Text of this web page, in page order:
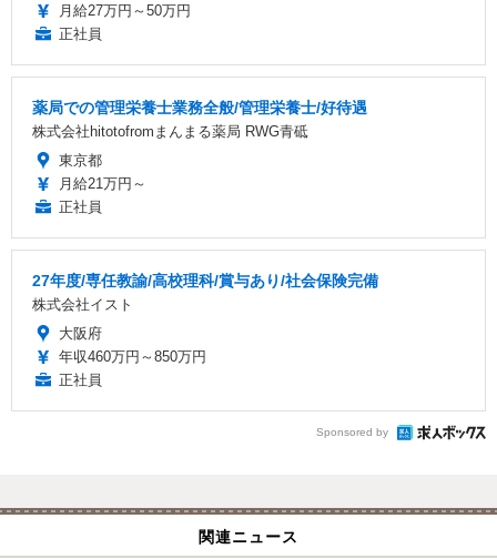
月給27万円～50万円
正社員
薬局での管理栄養士業務全般/管理栄養士/好待遇
株式会社hitotofromまんまる薬局 RWG青砥
東京都
月給21万円～
正社員
27年度/専任教諭/高校理科/賞与あり/社会保険完備
株式会社イスト
大阪府
年収460万円～850万円
正社員
Sponsored by
関連ニュース